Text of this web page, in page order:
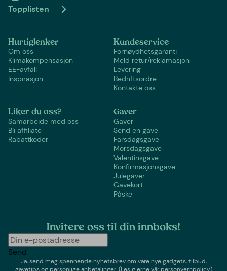
Topplisten
Hurtiglenker
Om oss
Klimakompensasjon
EE-avfall
Inspirasjon
Kundeservice
Fornøydhetsgaranti
Meld retur/reklamasjon
Levering
Bedriftsordre
Kontakte oss
Liker du oss?
Samarbeide med oss
Bli affiliate
Rabattkoder
Gaver
Gaver
Send en gave
Farsdagsgave
Morsdagsgave
Valentinsgave
Konfirmasjonsgave
Julegaver
Gavekort
Påske
Invitere oss til din innboks!
Send
Ja, send meg spennende nyhetsbrev om våre nye gadgets, tilbud,